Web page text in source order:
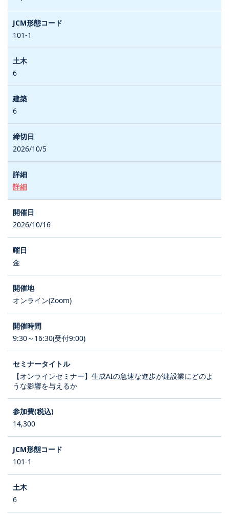
101-1
6
6
2026/10/5
詳細
2026/10/16
金
オンライン(Zoom)
9:30～16:30(受付9:00)
【オンラインセミナー】生成AIの急速な進歩が建設業にどのよ
うな影響を与えるか
14,300
101-1
6